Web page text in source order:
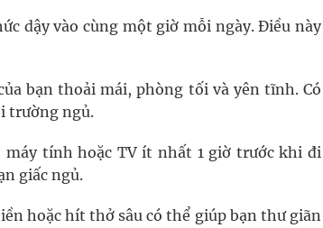
dậy vào cùng một giờ mỗi ngày. Điều này
bạn thoải mái, phòng tối và yên tĩnh. Có
trường ngủ.
tính hoặc TV ít nhất 1 giờ trước khi đi
giấc ngủ.
hoặc hít thở sâu có thể giúp bạn thư giãn